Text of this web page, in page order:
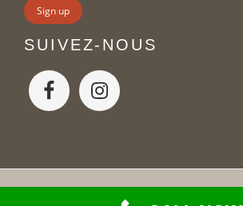
SUIVEZ-NOUS
Copyright Moveo © 2026